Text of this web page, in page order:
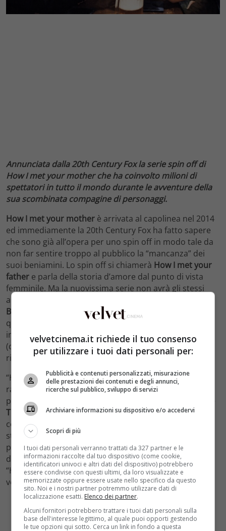
Annunciata dalla 20th Century Fox la serie spin off di
How I met your mother che ha coinvolto milioni di
spettatori in tutto il mondo durante le avventure della
sua scombinata compagine di personaggi.
How I met your mother è arrivata al capolinea nel 2014
ed immediamente la 20th Century Fox ha fatto sapere
che sono già all’opera per uno spin off in modo tale da
non far sentire troppo al pubblico la “mancanza” dei
suoi beniamini. Lo spin off si chiamerà How I met your
father e parla della storia d’amore dal punto di vista
femminile. Ma la nuovissima serie non avrà gli stessi
autori della sit-com originaria (
Bays
), che però prenderanno parte al progetto in
qualità di produttori esecutivi. La sceneggiatura sarà
invece affidata a Isaac Aptaker ed Elizabeth Berger
(creatori di “This Is Us”) e avrà un cast completamente
rinnovato e rivisitato.
“How I Met Your Mother”, stagione dopo stagione, ha
raccontato la serie di eventi che hanno portato il
protagonista
Tracy (Cristin Milioti). Dopo circa tre anni sembra
concretizzarsi l’idea di una versione femminile della
storia, narrato dal punto di vista della mamma. Un
primo tentativo era già stato fatto nel 2014, appena
dopo la chiusura della sit-com, ma il progetto intitolato
“How I Met Your Dad” si era fermato al pilot. Questa
volta speriamo abbia un esito migliore.
velvetcinema.it richiede il tuo consenso
per utilizzare i tuoi dati personali per:
Pubblicità e contenuti personalizzati, misurazione
delle prestazioni dei contenuti e degli annunci,
ricerche sul pubblico, sviluppo di servizi
Archiviare informazioni su dispositivo e/o accedervi
Scopri di più
I tuoi dati personali verranno trattati da 327 partner e le
informazioni raccolte dal tuo dispositivo (come cookie,
identificatori univoci e altri dati del dispositivo) potrebbero
essere condivise con questi ultimi, da loro visualizzate e
memorizzate oppure essere usate nello specifico da questo
sito. Noi e i nostri partner potremmo utilizzare dati di
localizzazione esatti. Elenco dei partner.
Alcuni fornitori potrebbero trattare i tuoi dati personali sulla
base dell'interesse legittimo, al quale puoi opporti gestendo
le tue opzioni qui sotto. Cerca un link in fondo a questa